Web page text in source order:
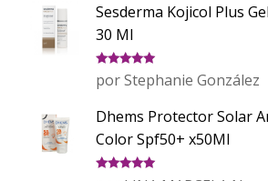
Sesderma Kojicol Plus
30 Ml
Valorado
con
de 5
por Stephanie González
Dhems Protector Solar
Color Spf50+ x50Ml